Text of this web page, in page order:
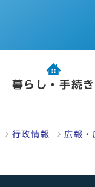
暮らし・手続き
行政情報 広報・